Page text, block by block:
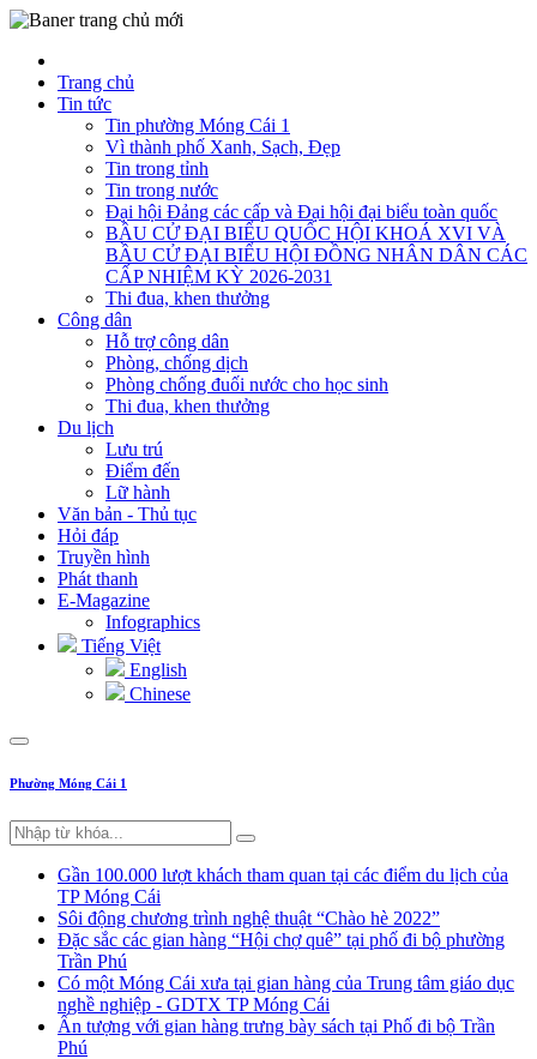
Trang chủ
Tin tức
Tin phường Móng Cái 1
Vì thành phố Xanh, Sạch, Đẹp
Tin trong tỉnh
Tin trong nước
Đại hội Đảng các cấp và Đại hội đại biểu toàn quốc
BẦU CỬ ĐẠI BIỂU QUỐC HỘI KHOÁ XVI VÀ
BẦU CỬ ĐẠI BIỂU HỘI ĐỒNG NHÂN DÂN CÁC
CẤP NHIỆM KỲ 2026-2031
Thi đua, khen thưởng
Công dân
Hỗ trợ công dân
Phòng, chống dịch
Phòng chống đuối nước cho học sinh
Thi đua, khen thưởng
Du lịch
Lưu trú
Điểm đến
Lữ hành
Văn bản - Thủ tục
Hỏi đáp
Truyền hình
Phát thanh
E-Magazine
Infographics
Tiếng Việt
English
Chinese
Phường Móng Cái 1
Gần 100.000 lượt khách tham quan tại các điểm du lịch của
TP Móng Cái
Sôi động chương trình nghệ thuật “Chào hè 2022”
Đặc sắc các gian hàng “Hội chợ quê” tại phố đi bộ phường
Trần Phú
Có một Móng Cái xưa tại gian hàng của Trung tâm giáo dục
nghề nghiệp - GDTX TP Móng Cái
Ấn tượng với gian hàng trưng bày sách tại Phố đi bộ Trần
Phú